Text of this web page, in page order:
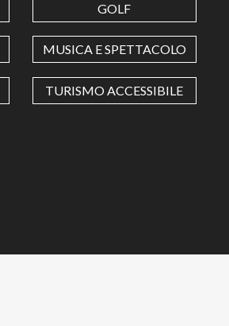
GOLF
MUSICA E SPETTACOLO
TURISMO ACCESSIBILE